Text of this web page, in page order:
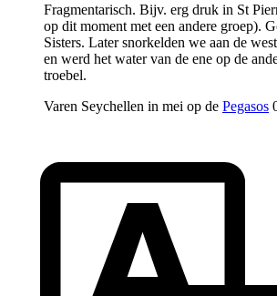
Fragmentarisch. Bijv. erg druk in St
op dit moment met een andere groep).
Sisters. Later snorkelden we aan de
en werd het water van de ene op de
troebel.
Varen Seychellen in mei op de Pegasos